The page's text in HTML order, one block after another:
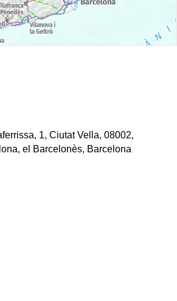
1, Ciutat Vella, 08002,
el Barcelonès, Barcelona